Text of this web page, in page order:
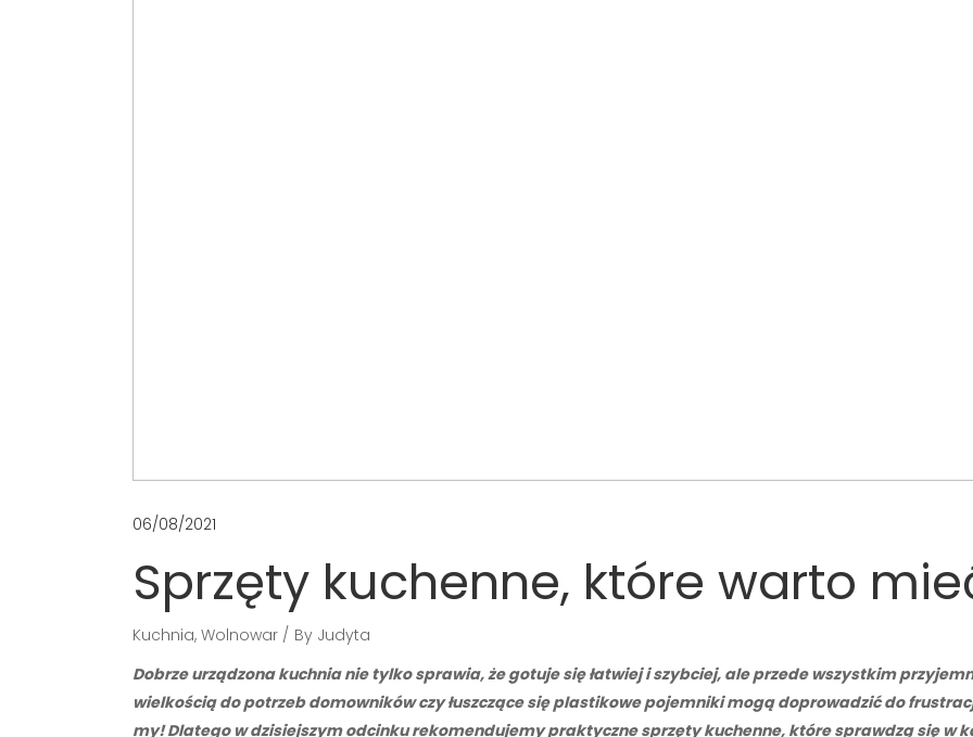
06/08/2021
Sprzęty kuchenne, które warto
Kuchnia, Wolnowar By Judyta
Dobrze urządzona kuchnia nie tylko sprawia, że gotuje się łatwiej i szybciej, ale przede wszystkim
wielkością do potrzeb domowników czy łuszczące się plastikowe pojemniki mogą doprowadzić do
my! Dlatego w dzisiejszym odcinku rekomendujemy praktyczne sprzęty kuchenne, które sprawdzą się w